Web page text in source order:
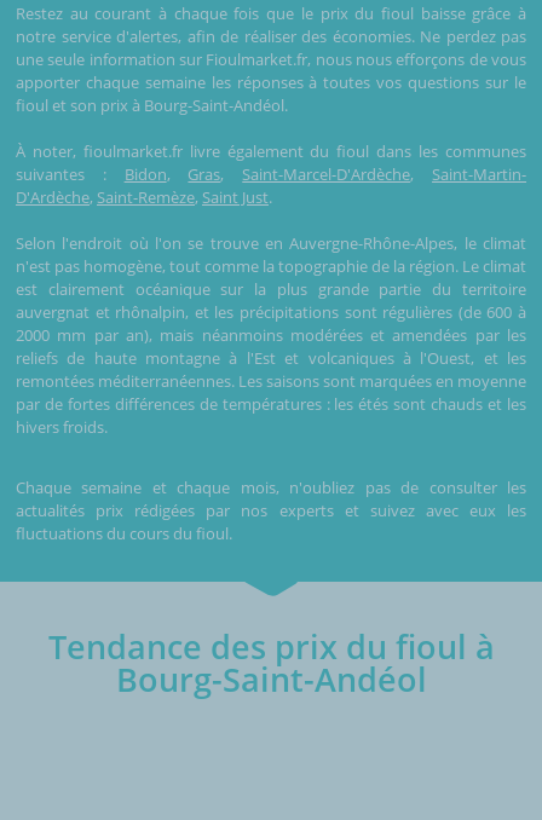
Restez au courant à chaque fois que le prix du fioul baisse grâce à
notre service d'alertes, afin de réaliser des économies. Ne perdez pas
une seule information sur Fioulmarket.fr, nous nous efforçons de vous
apporter chaque semaine les réponses à toutes vos questions sur le
fioul et son prix à Bourg-Saint-Andéol.
À noter, fioulmarket.fr livre également du fioul dans les communes
suivantes : Bidon, Gras, Saint-Marcel-D'Ardèche, Saint-Martin-
D'Ardèche, Saint-Remèze, Saint Just.
Selon l'endroit où l'on se trouve en Auvergne-Rhône-Alpes, le climat
n'est pas homogène, tout comme la topographie de la région. Le climat
est clairement océanique sur la plus grande partie du territoire
auvergnat et rhônalpin, et les précipitations sont régulières (de 600 à
2000 mm par an), mais néanmoins modérées et amendées par les
reliefs de haute montagne à l'Est et volcaniques à l'Ouest, et les
remontées méditerranéennes. Les saisons sont marquées en moyenne
par de fortes différences de températures : les étés sont chauds et les
hivers froids.
Chaque semaine et chaque mois, n'oubliez pas de consulter les
actualités prix rédigées par nos experts et suivez avec eux les
fluctuations du cours du fioul.
Tendance des prix du fioul à
Bourg-Saint-Andéol